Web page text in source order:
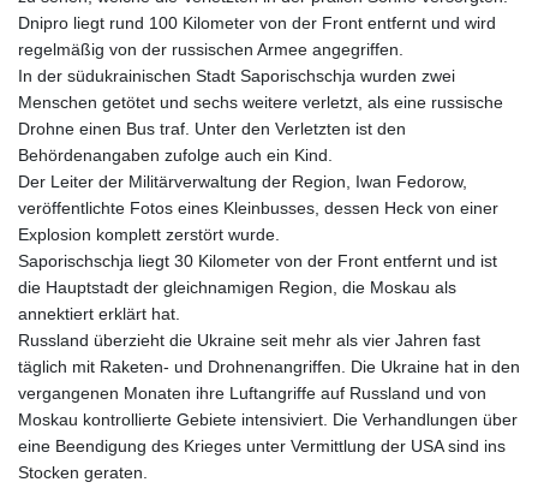
Dnipro liegt rund 100 Kilometer von der Front entfernt und wird
regelmäßig von der russischen Armee angegriffen.
In der südukrainischen Stadt Saporischschja wurden zwei
Menschen getötet und sechs weitere verletzt, als eine russische
Drohne einen Bus traf. Unter den Verletzten ist den
Behördenangaben zufolge auch ein Kind.
Der Leiter der Militärverwaltung der Region, Iwan Fedorow,
veröffentlichte Fotos eines Kleinbusses, dessen Heck von einer
Explosion komplett zerstört wurde.
Saporischschja liegt 30 Kilometer von der Front entfernt und ist
die Hauptstadt der gleichnamigen Region, die Moskau als
annektiert erklärt hat.
Russland überzieht die Ukraine seit mehr als vier Jahren fast
täglich mit Raketen- und Drohnenangriffen. Die Ukraine hat in den
vergangenen Monaten ihre Luftangriffe auf Russland und von
Moskau kontrollierte Gebiete intensiviert. Die Verhandlungen über
eine Beendigung des Krieges unter Vermittlung der USA sind ins
Stocken geraten.